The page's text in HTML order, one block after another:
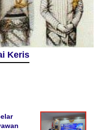
Keris